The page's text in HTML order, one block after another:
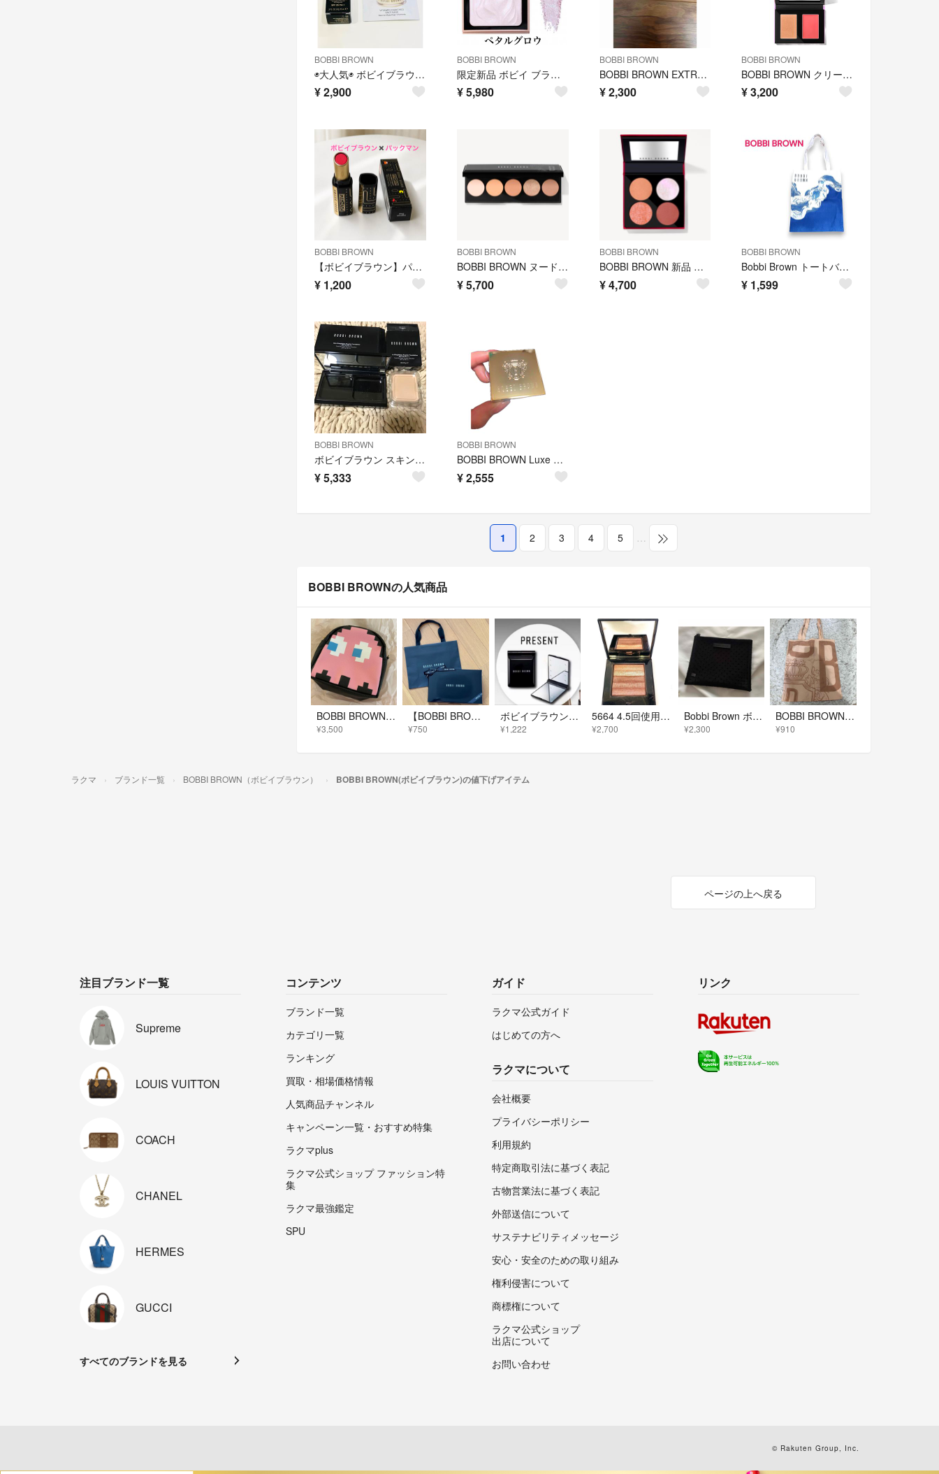
BOBBI BROWN
◉大人気◉ ボビイブラウン 下地＋クリーム インテンシブ スキン セラム ラディアンス プライマー
¥2,900
BOBBI BROWN
限定新品 ボビイ ブラウン ハイライティングパウダー L44 ペタルグロウ
¥5,980
BOBBI BROWN
BOBBI BROWN EXTRA SHINE リップスティック
¥2,300
BOBBI BROWN
BOBBI BROWN クリームグロウ ハイライター＆ポットルージュデュオ
¥3,200
BOBBI BROWN
【ボビイブラウン】パックマンコラボリュクスマットリップ エクスプレスストップ
¥ 1,200
BOBBI BROWN
BOBBI BROWN ヌードアイシャドウパレット オパール
¥5,700
BOBBI BROWN
BOBBI BROWN 新品 ルナライツアイシャドウクォード
¥4,700
BOBBI BROWN
Bobbi Brown トートバッグ ベージュ ブルー / ボビーブラウン
¥ 1,599
BOBBI BROWN
ボビイブラウン スキン ウェイトレス パウダーファンデーション
¥5,333
BOBBI BROWN
BOBBI BROWN Luxe Eye Shadow Heat Ray
¥2,555
1 2 3 4 5 …
BOBBI BROWNの人気商品
BOBBI BROWN ボビイブラウン パックマン コスメポーチ バッグ
¥3,500
【BOBBI BROWN】ギフト ラッピング4点セット
¥750
ボビイブラウン ノベルティ ミラー
¥1,222
5664 4.5回使用 BOBBI BROWN シマーブリック ブラウニー
¥2,700
Bobbi Brown ボビイブラウン ノベルティ ブラック シアー ポーチ
¥2,300
BOBBI BROWN pink bag
¥910
ラクマ ブランド一覧 BOBBI BROWN（ボビイブラウン） BOBBI BROWN(ボビイブラウン)の値下げアイテム
ページの上へ戻る
注目ブランド一覧
Supreme
LOUIS VUITTON
COACH
CHANEL
HERMES
GUCCI
すべてのブランドを見る
コンテンツ
ブランド一覧
カテゴリ一覧
ランキング
買取・相場価格情報
人気商品チャンネル
キャンペーン一覧・おすすめ特集
ラクマplus
ラクマ公式ショップ ファッション特
集
ラクマ最強鑑定
SPU
ガイド
ラクマ公式ガイド
はじめての方へ
ラクマについて
会社概要
プライバシーポリシー
利用規約
特定商取引法に基づく表記
古物営業法に基づく表記
外部送信について
サステナビリティメッセージ
安心・安全のための取り組み
権利侵害について
商標権について
ラクマ公式ショップ
出店について
お問い合わせ
リンク
© Rakuten Group, Inc.